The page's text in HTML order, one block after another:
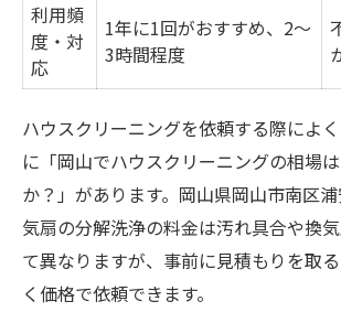
利用頻
度・対
応
1年に1回がおすすめ、2～
3時間程度
ハウスクリーニングを依頼する際によ
に「岡山でハウスクリーニングの相場
か？」があります。岡山県岡山市南区
気扇の分解洗浄の料金は汚れ具合や換
て異なりますが、事前に見積もりを取
く価格で依頼できます。